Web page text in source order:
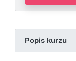
Popis kurzu